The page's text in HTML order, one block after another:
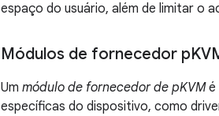
espaço do usuário, além de limitar o
Módulos de fornecedor p
Um módulo de fornecedor de pKVMé
específicas do dispositivo, como